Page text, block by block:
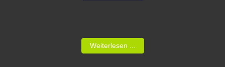
Weiterlesen ...